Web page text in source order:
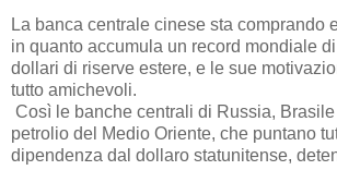
La banca centrale cinese sta comprando
in quanto accumula un record mondiale
dollari di riserve estere, e le sue
tutto amichevoli.
Così le banche centrali di Russia,
petrolio del Medio Oriente, che puntano
dipendenza dal dollaro statunitense,